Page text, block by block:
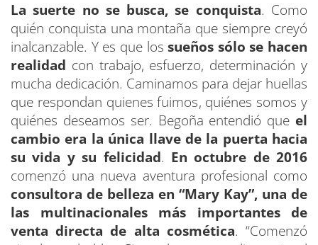
La suerte no se busca, se conquista. Como
quién conquista una montaña que siempre creyó
inalcanzable. Y es que lossueños sólo se hacen
realidad con trabajo, esfuerzo, determinación y
mucha dedicación. Caminamos para dejar huellas
que respondan quienes fuimos, quiénes somos y
quiénes deseamos ser. Begoña entendió que el
cambio era la única llave de la puerta hacia
su vida y su felicidad. En octubre de 2016
comenzó una nueva aventura profesional como
consultora de belleza en “Mary Kay”, una de
las multinacionales más importantes de
venta directa de alta cosmética. “Comenzó